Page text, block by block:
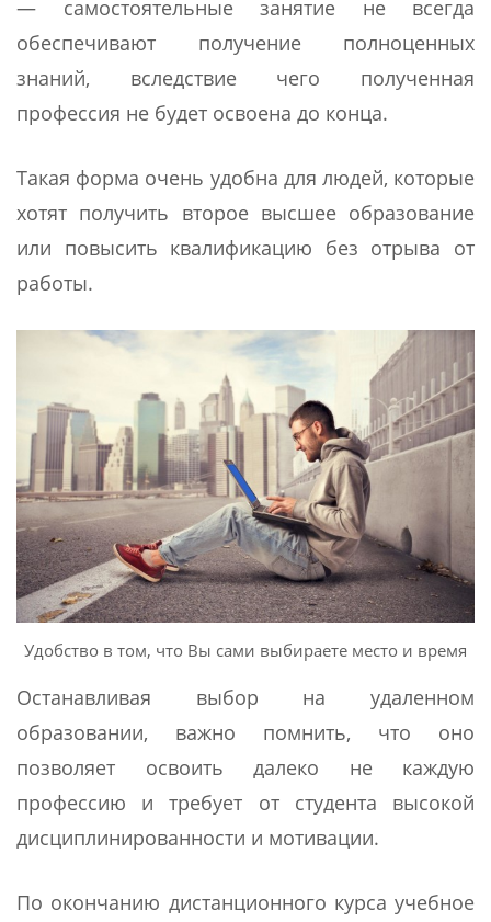
— самостоятельные занятие не всегда
обеспечивают получение полноценных
знаний, вследствие чего полученная
профессия не будет освоена до конца.
Такая форма очень удобна для людей, которые
хотят получить второе высшее образование
или повысить квалификацию без отрыва от
работы.
Удобство в том, что Вы сами выбираете место и время
Останавливая выбор на удаленном
образовании, важно помнить, что оно
позволяет освоить далеко не каждую
профессию и требует от студента высокой
дисциплинированности и мотивации.
По окончанию дистанционного курса учебное